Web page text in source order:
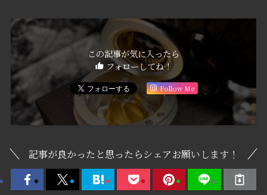
この記事が気に入ったら
フォローしてね！
Follow Me
記事が良かったと思ったらシェアお願いします！